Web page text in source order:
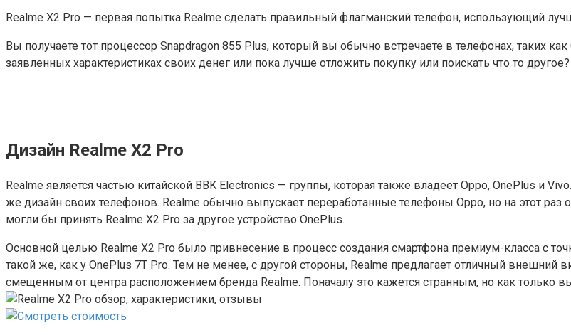
Realme X2 Pro — первая попытка Realme сделать правильный флагманский телефон, использующий
Вы получаете тот процессор Snapdragon 855 Plus, который вы обычно встречаете в телефонах, таких
заявленных характеристиках своих денег или пока лучше отложить покупку или поискать что то другое?
Дизайн Realme X2 Pro
Realme является частью китайской BBK Electronics — группы, которая также владеет Oppo, OnePlus и
же дизайн своих телефонов. Realme обычно выпускает переработанные телефоны Oppo, но на этот
могли бы принять Realme X2 Pro за другое устройство OnePlus.
Основной целью Realme X2 Pro было привнесение в процесс создания смартфона премиум-класса с
такой же, как у OnePlus 7T Pro. Тем не менее, с другой стороны, Realme предлагает отличный
смещенным от центра расположением бренда Realme. Поначалу это кажется странным, но как только